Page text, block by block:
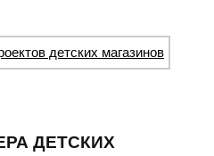
детских магазинов
ДЕТСКИХ